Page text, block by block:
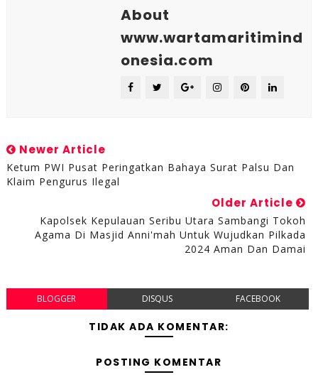
About
www.wartamaritimind
onesia.com
Newer Article
Ketum PWI Pusat Peringatkan Bahaya Surat Palsu Dan
Klaim Pengurus Ilegal
Older Article
Kapolsek Kepulauan Seribu Utara Sambangi Tokoh
Agama Di Masjid Anni'mah Untuk Wujudkan Pilkada
2024 Aman Dan Damai
BLOGGER DISQUS FACEBOOK
TIDAK ADA KOMENTAR:
POSTING KOMENTAR